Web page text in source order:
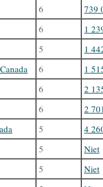
6
739
6
1
5
1
6
1
6
2
6
2
5
4
5
Niet
5
Niet